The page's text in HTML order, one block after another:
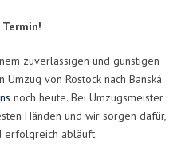
zuverlässigen und günstigen
von Rostock nach Banská
noch heute. Bei Umzugsmeister
Händen und wir sorgen dafür,
erfolgreich abläuft.